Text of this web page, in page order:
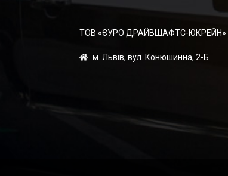
ТОВ «ЄУРО ДРАЙВШАФТC-ЮКРЕЙН»
м. Львів, вул. Конюшинна, 2-Б